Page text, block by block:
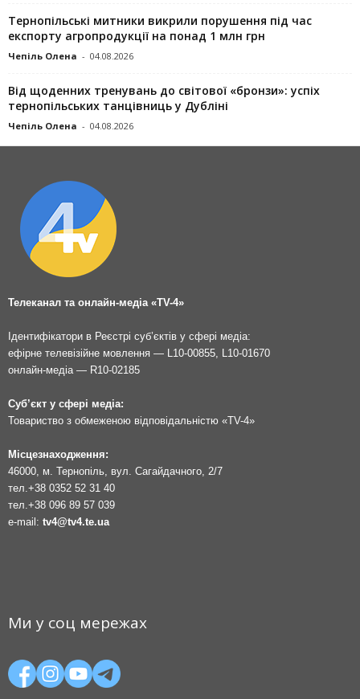
Тернопільські митники викрили порушення під час
експорту агропродукції на понад 1 млн грн
Чепіль Олена - 04.08.2026
Від щоденних тренувань до світової «бронзи»: успіх
тернопільських танцівниць у Дубліні
Чепіль Олена - 04.08.2026
Телеканал та онлайн-медіа «TV-4»
Ідентифікатори в Реєстрі суб’єктів у сфері медіа:
ефірне телевізійне мовлення — L10-00855, L10-01670
онлайн-медіа — R10-02185
Суб’єкт у сфері медіа:
Товариство з обмеженою відповідальністю «TV-4»
Місцезнаходження:
46000, м. Тернопіль, вул. Сагайдачного, 2/7
тел. +38 0352 52 31 40
тел. +38 096 89 57 039
e-mail: tv4@tv4.te.ua
Ми у соц мережах